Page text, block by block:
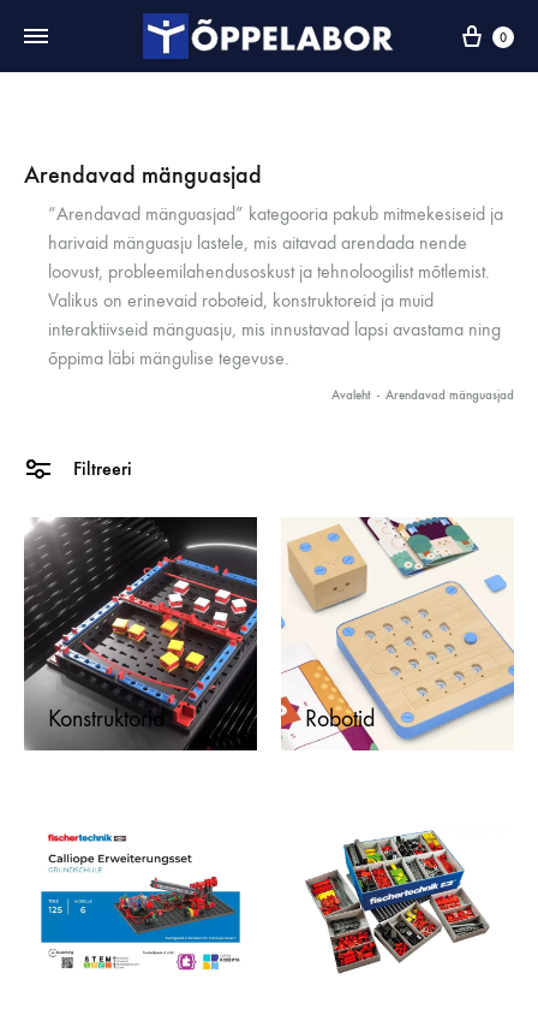
0
Arendavad mänguasjad
“Arendavad mänguasjad” kategooria pakub mitmekesiseid ja
harivaid mänguasju lastele, mis aitavad arendada nende
loovust, probleemilahendusoskust ja tehnoloogilist mõtlemist.
Valikus on erinevaid roboteid, konstruktoreid ja muid
interaktiivseid mänguasju, mis innustavad lapsi avastama ning
õppima läbi mängulise tegevuse.
Avaleht - Arendavad mänguasjad
Filtreeri
Konstruktorid Robotid